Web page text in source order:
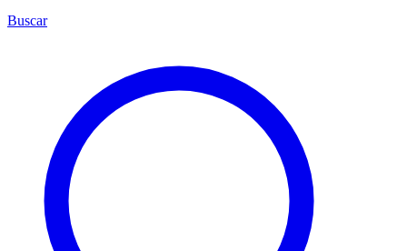
Buscar